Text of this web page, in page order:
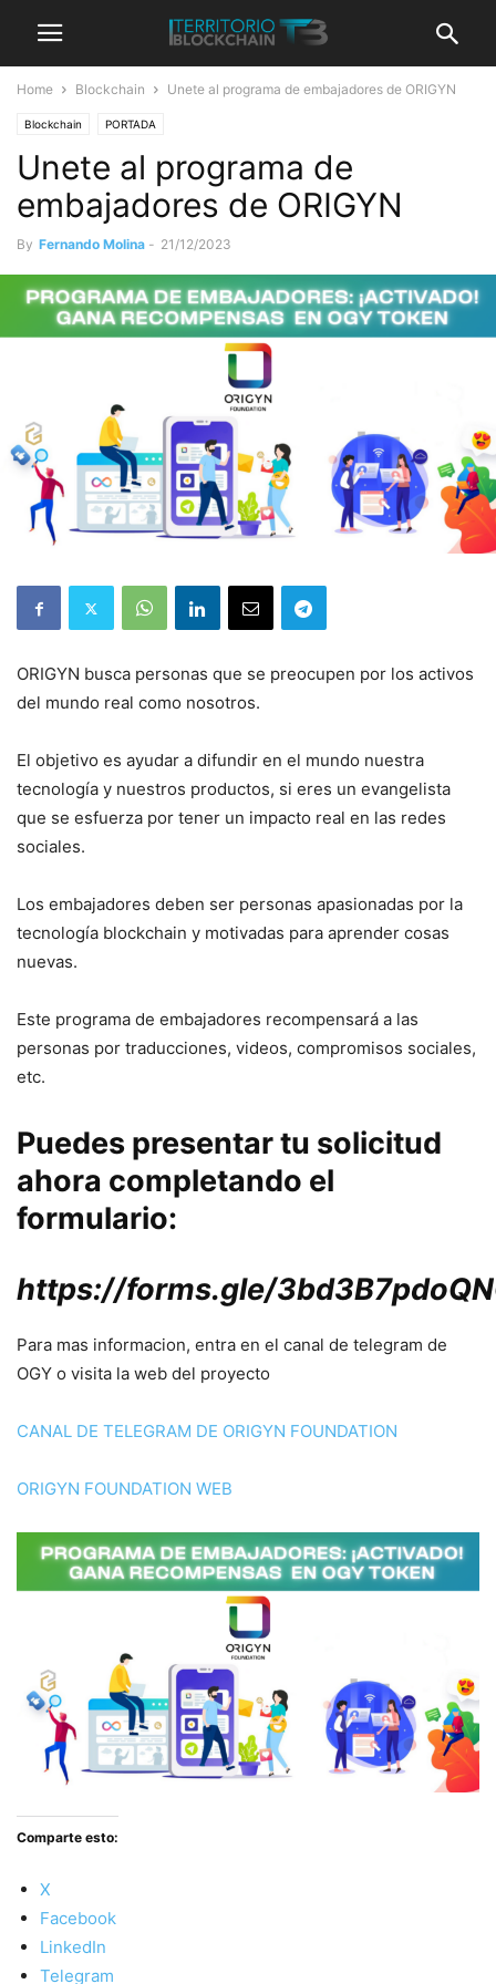
Home Blockchain Unete al programa de embajadores de ORIGYN
Blockchain PORTADA
Unete al programa de
embajadores de ORIGYN
By Fernando Molina - 21/12/2023
ORIGYN busca personas que se preocupen por los activos
del mundo real como nosotros.
El objetivo es ayudar a difundir en el mundo nuestra
tecnología y nuestros productos, si eres un evangelista
que se esfuerza por tener un impacto real en las redes
sociales.
Los embajadores deben ser personas apasionadas por la
tecnología blockchain y motivadas para aprender cosas
nuevas.
Este programa de embajadores recompensará a las
personas por traducciones, videos, compromisos sociales,
etc.
Puedes presentar tu solicitud
ahora completando el
formulario:
https://forms.gle/
Para mas informacion, entra en el canal de telegram de
OGY o visita la web del proyecto
CANAL DE TELEGRAM DE ORIGYN FOUNDATION
ORIGYN FOUNDATION WEB
Comparte esto:
X
Facebook
LinkedIn
Telegram